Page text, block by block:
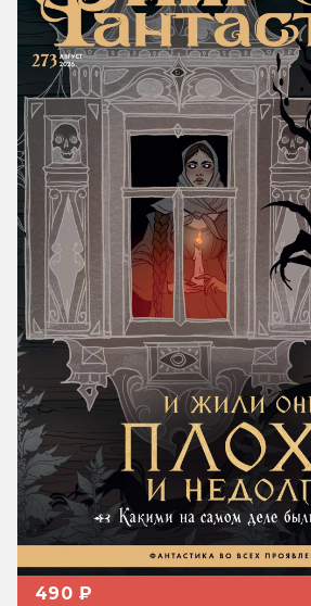
490 ₽